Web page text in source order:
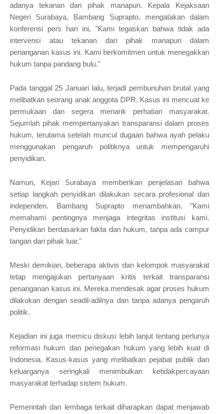
adanya tekanan dari pihak manapun. Kepala Kejaksaan
Negeri Surabaya, Bambang Suprapto, mengatakan dalam
konferensi pers hari ini, "Kami tegaskan bahwa tidak ada
intervensi atau tekanan dari pihak manapun dalam
penanganan kasus ini. Kami berkomitmen untuk menegakkan
hukum tanpa pandang bulu."
Pada tanggal 25 Januari lalu, terjadi pembunuhan brutal yang
melibatkan seorang anak anggota DPR. Kasus ini mencuat ke
permukaan dan segera menarik perhatian masyarakat.
Sejumlah pihak mempertanyakan transparansi dalam proses
hukum, terutama setelah muncul dugaan bahwa ayah pelaku
menggunakan pengaruh politiknya untuk mempengaruhi
penyidikan.
Namun, Kejari Surabaya memberikan penjelasan bahwa
setiap langkah penyidikan dilakukan secara profesional dan
independen. Bambang Suprapto menambahkan, "Kami
memahami pentingnya menjaga integritas institusi kami.
Penyidikan berdasarkan fakta dan hukum, tanpa ada campur
tangan dari pihak luar."
Meski demikian, beberapa aktivis dan kelompok masyarakat
tetap mengajukan pertanyaan kritis terkait transparansi
penanganan kasus ini. Mereka mendesak agar proses hukum
dilakukan dengan seadil-adilnya dan tanpa adanya pengaruh
politik.
Kejadian ini juga memicu diskusi lebih lanjut tentang perlunya
reformasi hukum dan penegakan hukum yang lebih kuat di
Indonesia. Kasus-kasus yang melibatkan pejabat publik dan
keluarganya seringkali menimbulkan ketidakpercayaan
masyarakat terhadap sistem hukum.
Pemerintah dan lembaga terkait diharapkan dapat menjawab